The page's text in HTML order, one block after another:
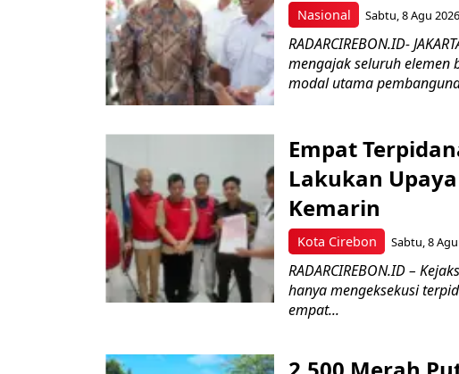
Nasional Sabtu, 8 Agu
RADARCIREBON.ID-
mengajak seluruh elemen
modal utama
Kota Cirebon
Empat
Lakukan
Kemarin
Sabtu, 8
RADARCIREBON.ID –
hanya mengeksekusi
empat...